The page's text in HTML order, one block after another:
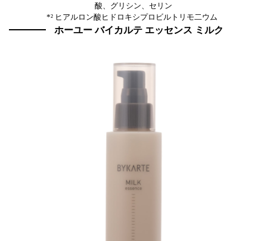
酸、グリシン、セリン
*² ヒアルロン酸ヒドロキシプロビルトリモ二ウム
ホーユー バイカルテ エッセンス ミルク